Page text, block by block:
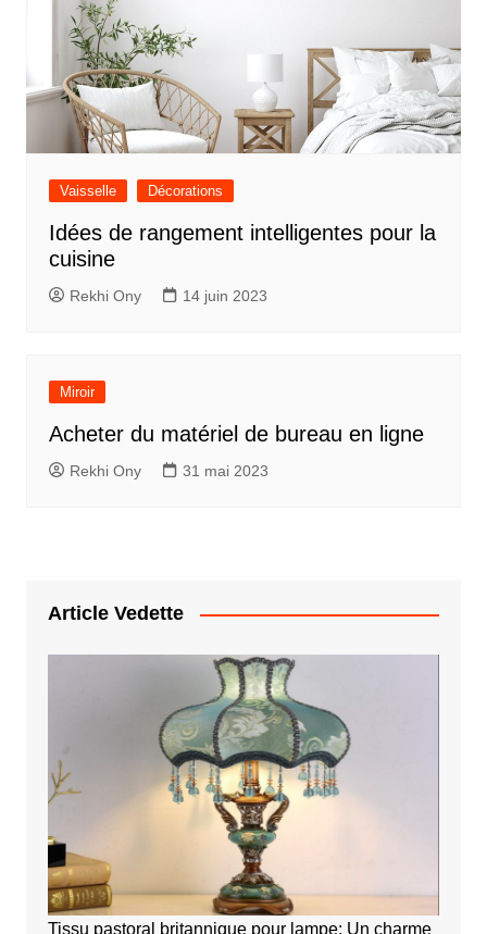
Vaisselle Décorations
Idées de rangement intelligentes pour la
cuisine
Rekhi Ony 14 juin 2023
Miroir
Acheter du matériel de bureau en ligne
Rekhi Ony 31 mai 2023
Article Vedette
Tissu pastoral britannique pour lampe: Un charme